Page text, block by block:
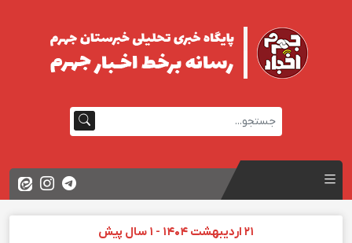
21 اردیبهشت 1404 - 1 سال پیش